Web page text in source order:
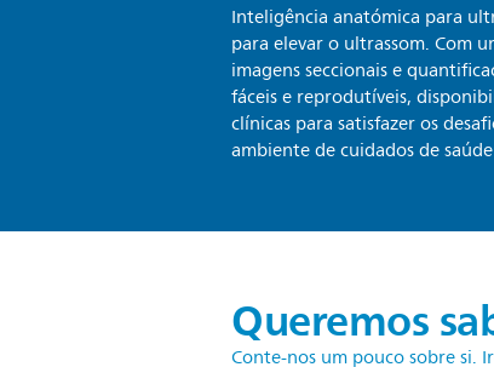
Inteligência anatómica para
para elevar o ultrassom. Com
imagens seccionais e
fáceis e reprodutíveis,
clínicas para satisfazer os
ambiente de cuidados de
Queremos
Conte-nos um pouco sobre si.